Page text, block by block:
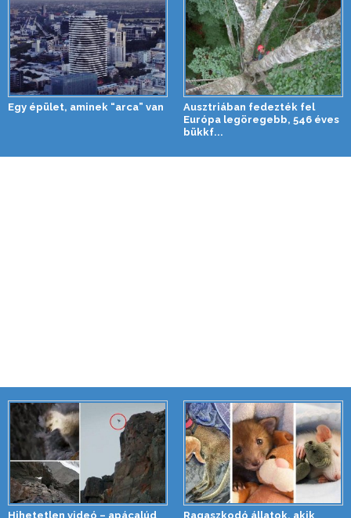
Egy épület, aminek “arca” van
Ausztriában fedezték fel
Európa legöregebb, 546 éves
bükkf...
Hihetetlen videó – apácalúd Ragaszkodó állatok, akik